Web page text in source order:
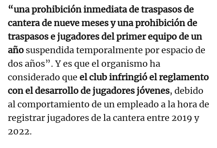
“una prohibición inmediata de traspasos de
cantera de nueve meses y una prohibición de
traspasos e jugadores del primer equipo de un
año suspendida temporalmente por espacio de
dos años”. Y es que el organismo ha
considerado que el club infringió el reglamento
con el desarrollo de jugadores jóvenes, debido
al comportamiento de un empleado a la hora de
registrar jugadores de la cantera entre 2019 y
2022.